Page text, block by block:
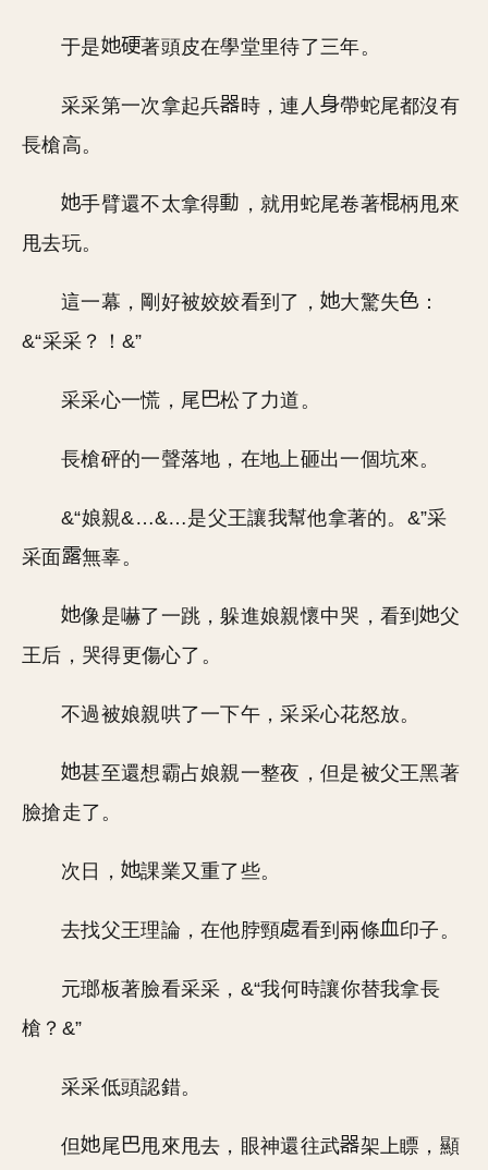
于是 著頭皮在學堂里待了三年。
采采第一次拿起兵 時，連人
帶蛇尾都沒有
長槍高。
手臂還不太拿得 ，就用蛇尾卷著
柄甩來
甩去玩。
這一幕，剛好被姣姣看到了， 大驚失
：
&“采采？！&”
采采心一慌，尾 松了力道。
長槍砰的一聲落地，在地上砸出一個坑來。
&“娘親&…&…是父王讓我幫他拿著的。&”采
采面
無辜。
像是嚇了一跳，躲進娘親懷中哭，看到
父
王后，哭得更傷心了。
不過被娘親哄了一下午，采采心花怒放。
甚至還想霸占娘親一整夜，但是被父王黑著
臉搶走了。
次日， 課業又重了些。
去找父王理論，在他脖頸 看到兩條 印子。
元瑯板著臉看采采，&“我何時讓你替我拿長
槍？&”
采采低頭認錯。
但 尾 甩來甩去，眼神還往武 架上瞟，顯